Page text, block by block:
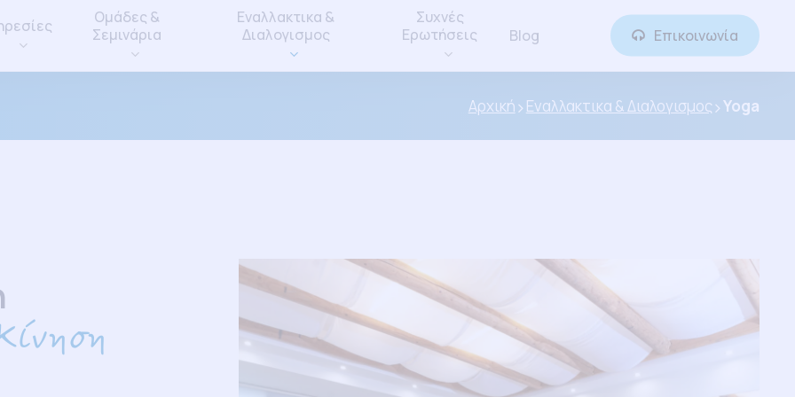
Ομάδες &
Σεμινάρια
Εναλλακτικα &
Διαλογισμος
Συχνές
Ερωτήσεις
Blog Επικοινωνία
Αρχική Εναλλακτικα & Διαλογισμος Yoga